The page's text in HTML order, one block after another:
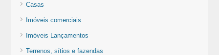
Casas
Imóveis comerciais
Imóveis Lançamentos
Terrenos, sítios e fazendas